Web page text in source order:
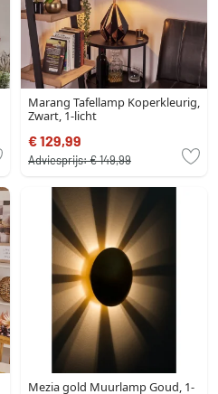
Marang Tafellamp Koperkleurig,
Zwart, 1-licht
€ 129,99
Adviesprijs:€ 149,99
Mezia gold Muurlamp Goud, 1-